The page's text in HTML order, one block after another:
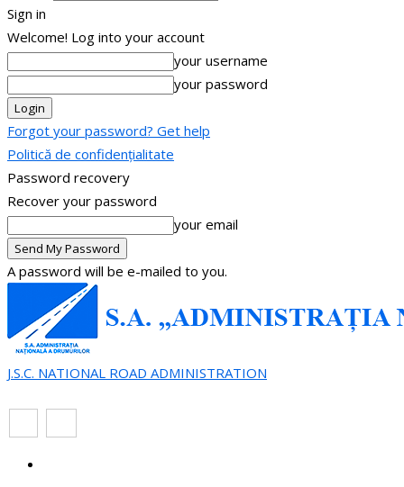
Sign in
Welcome! Log into your account
your username
your password
Forgot your password? Get help
Politică de confidențialitate
Password recovery
Recover your password
your email
A password will be e-mailed to you.
J.S.C. NATIONAL ROAD ADMINISTRATION